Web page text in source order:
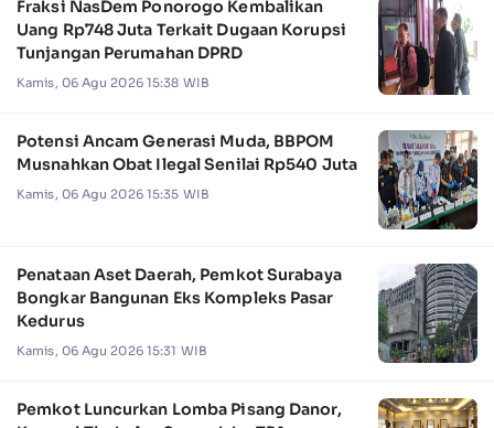
Fraksi NasDem Ponorogo Kembalikan
Uang Rp748 Juta Terkait Dugaan Korupsi
Tunjangan Perumahan DPRD
Kamis, 06 Agu 2026 15:38 WIB
Potensi Ancam Generasi Muda, BBPOM
Musnahkan Obat Ilegal Senilai Rp540 Juta
Kamis, 06 Agu 2026 15:35 WIB
Penataan Aset Daerah, Pemkot Surabaya
Bongkar Bangunan Eks Kompleks Pasar
Kedurus
Kamis, 06 Agu 2026 15:31 WIB
Pemkot Luncurkan Lomba Pisang Danor,